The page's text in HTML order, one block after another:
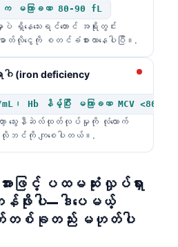
က မကြာခဏ 80-90 fL
ရှိနေသေးရင်တောင် အရိုးတွင်း
တ်လိုငွေကို စတင်ခံစားလာနေပါပြီ။.
ာဂါ (iron deficiency
၊ Hb နိမ့်ပြီး မကြာခဏ MCV <80 fL
ော့ သွေးနီဆဲလ်ထုတ်လုပ်မှုကို လုံလောက်
လိုဘင်ကို ကျစေပါတယ်။.
ာအားဖြင့် ပထမဆုံး လှုပ်ရှား
ဖိုးပါ—ဒါပေမယ့်
တစ်ခုတည်း မဟုတ်ပါ